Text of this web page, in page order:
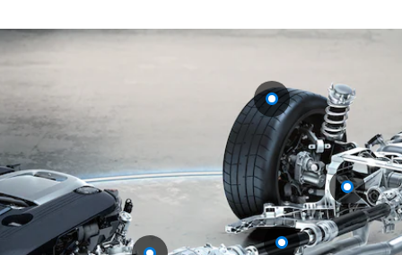
試乗リクエ
ム
Stationwagon